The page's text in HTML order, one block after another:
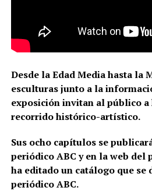
Desde la Edad Media hasta la
esculturas junto a la
exposición invitan al público a
recorrido histórico-artístico.
Sus ocho capítulos se
periódico ABC y en la web del
ha editado un catálogo que
periódico ABC.